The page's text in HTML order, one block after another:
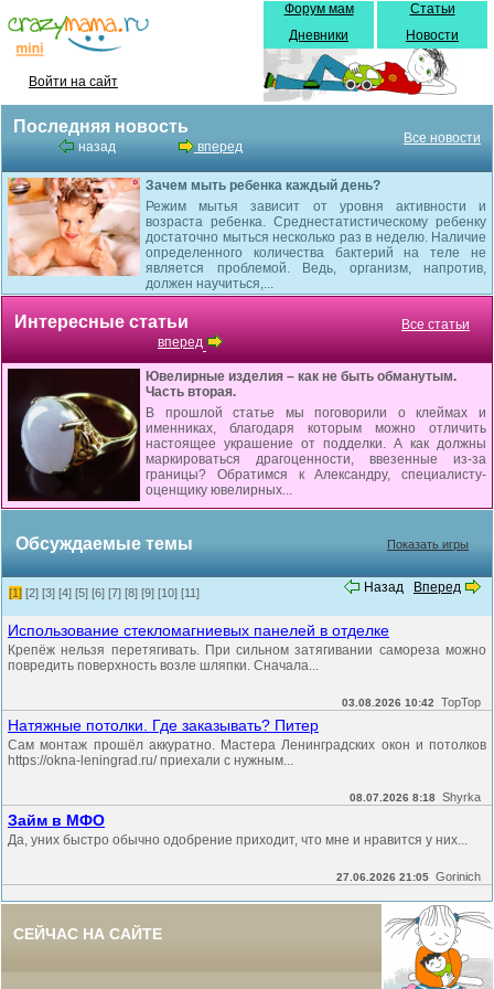
Войти на сайт
Форум мам
Дневники
Статьи
Новости
Последняя новость
назад вперед
Все новости
Зачем мыть ребенка каждый день?
Режим мытья зависит от уровня активности и
возраста ребенка. Среднестатистическому ребенку
достаточно мыться несколько раз в неделю. Наличие
определенного количества бактерий на теле не
является проблемой. Ведь, организм, напротив,
должен научиться,...
Интересные статьи
вперед
Все статьи
Ювелирные изделия – как не быть обманутым.
Часть вторая.
В прошлой статье мы поговорили о клеймах и
именниках, благодаря которым можно отличить
настоящее украшение от подделки. А как должны
маркироваться драгоценности, ввезенные из-за
границы? Обратимся к Александру, специалисту-
оценщику ювелирных...
Обсуждаемые темы Показать игры
Назад Вперед
[1] [2] [3] [4] [5] [6] [7] [8] [9] [10] [11]
Использование стекломагниевых панелей в отделке
Крепёж нельзя перетягивать. При сильном затягивании самореза можно
повредить поверхность возле шляпки. Сначала...
03.08.2026 10:42 TopTop
Натяжные потолки. Где заказывать? Питер
Сам монтаж прошёл аккуратно. Мастера Ленинградских окон и потолков
https://okna-leningrad.ru/ приехали с нужным...
08.07.2026 8:18 Shyrka
Займ в МФО
Да, уних быстро обычно одобрение приходит, что мне и нравится у них...
27.06.2026 21:05 Gorinich
СЕЙЧАС НА САЙТЕ